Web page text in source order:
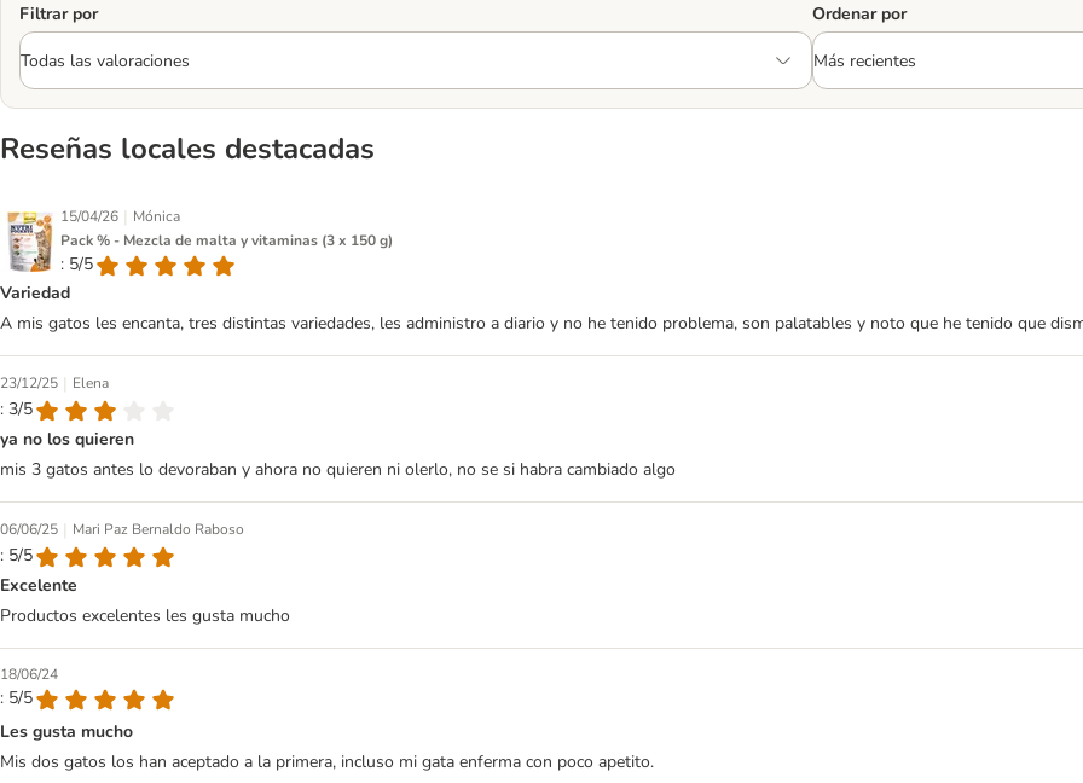
Filtrar por Ordenar por
Reseñas locales destacadas
15/04/26 | Mónica
Pack % - Mezcla de malta y vitaminas (3 x 150 g)
: 5/5
Variedad
A mis gatos les encanta, tres distintas variedades, les administro a diario y no he tenido problema, son palatables y noto que he tenido que
23/12/25 | Elena
: 3/5
ya no los quieren
mis 3 gatos antes lo devoraban y ahora no quieren ni olerlo, no se si habra cambiado algo
06/06/25 | Mari Paz Bernaldo Raboso
: 5/5
Excelente
Productos excelentes les gusta mucho
18/06/24
: 5/5
Les gusta mucho
Mis dos gatos los han aceptado a la primera, incluso mi gata enferma con poco apetito.